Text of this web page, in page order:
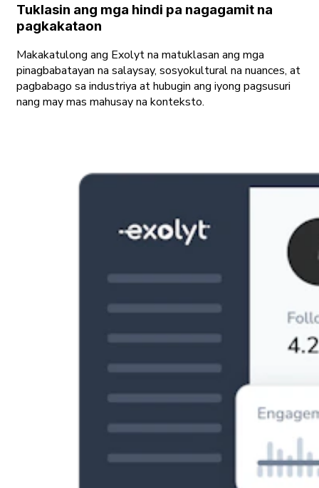
Tuklasin ang mga hindi pa nagagamit na
pagkakataon
Makakatulong ang Exolyt na matuklasan ang mga
pinagbabatayan na salaysay, sosyokultural na nuances, at
pagbabago sa industriya at hubugin ang iyong pagsusuri
nang may mas mahusay na konteksto.